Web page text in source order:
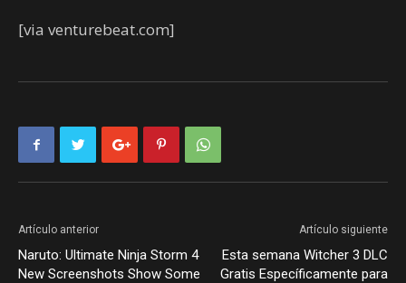
[via venturebeat.com]
Artículo anterior
Naruto: Ultimate Ninja Storm 4
New Screenshots Show Some
Artículo siguiente
Esta semana Witcher 3 DLC
Gratis Específicamente para